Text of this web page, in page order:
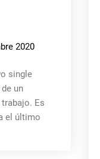
2020
single
un
Es
el último